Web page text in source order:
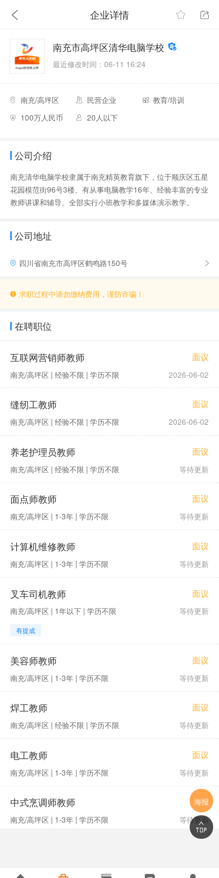
企业详情
南充市高坪区清华电脑学校
最近修改时间：06-11 16:24
南充/高坪区 民营企业
教育/培训
100万人民币
20人以下
公司介绍
南充清华电脑学校隶属于南充精英教育旗下，位于顺庆区五星
花园模范街96号3楼、有从事电脑教学16年、经验丰富的专业
教师讲课和辅导。全部实行小班教学和多媒体演示教学。
公司地址
四川省南充市高坪区鹤鸣路150号
求职过程中请勿缴纳费用，谨防诈骗！
在聘职位
互联网营销师教师 面议
南充/高坪区 | 经验不限 | 学历不限 2026-06-02
缝纫工教师 面议
南充/高坪区 | 经验不限 | 学历不限 2026-06-02
养老护理员教师 面议
南充/高坪区 | 经验不限 | 学历不限 等待更新
面点师教师 面议
南充/高坪区 | 1-3年 | 学历不限 等待更新
计算机维修教师 面议
南充/高坪区 | 1-3年 | 学历不限 等待更新
叉车司机教师 面议
南充/高坪区 | 1年以下 | 学历不限 等待更新
有提成
美容师教师 面议
南充/高坪区 | 1-3年 | 学历不限 等待更新
焊工教师 面议
南充/高坪区 | 经验不限 | 学历不限 等待更新
电工教师 面议
南充/高坪区 | 1-3年 | 学历不限 等待更新
中式烹调师教师 面议
南充/高坪区 | 1-3年 | 学历不限 等待更新
海报